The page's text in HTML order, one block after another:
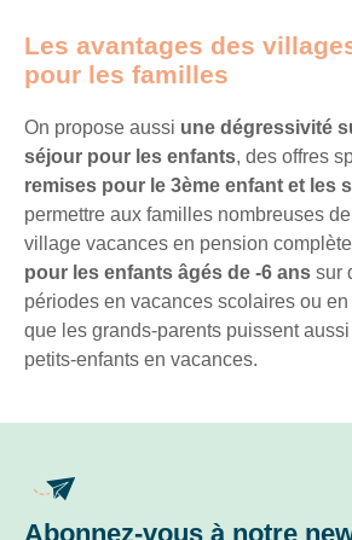
Les avantages des
pour les familles
On propose aussi une dégressivité
séjour pour les enfants, des offres
remises pour le 3ème enfant et les
permettre aux familles nombreuses
village vacances en pension
pour les enfants âgés de -6 ans sur
périodes en vacances scolaires ou
que les grands-parents puissent
petits-enfants en vacances.
Abonnez-vous à notre